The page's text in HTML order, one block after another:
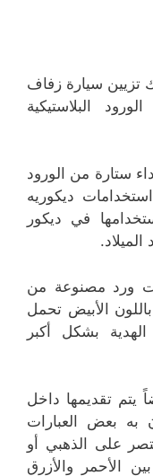
تزيين سيارة زفاف
البلاستيكية
ستارة من الورود
ديكوريه
في ديكور
ورد مصنوعة من
الأبيض تحمل
بشكل أكبر
يتم تقديمها داخل
بعض العبارات
على الذهبي أو
الأحمر والأزرق